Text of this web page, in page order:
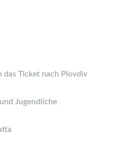
das Ticket nach Plovdiv
Jugendliche